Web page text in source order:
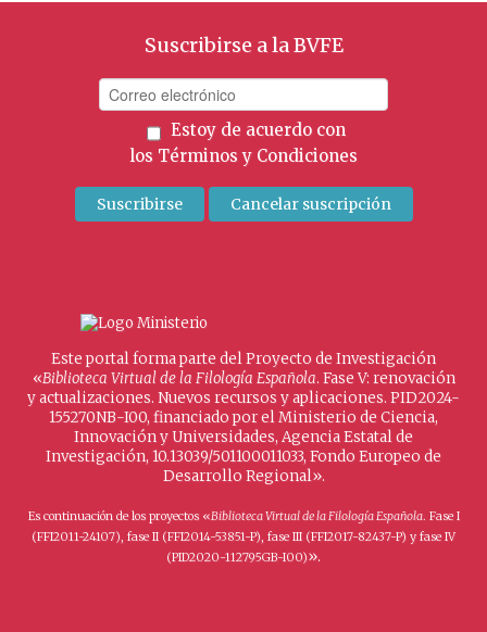
Suscribirse a la BVFE
Estoy de acuerdo con
los Términos y Condiciones
Este portal forma parte del Proyecto de Investigación
«Biblioteca Virtual de la Filología Española. Fase V: renovación
y actualizaciones. Nuevos recursos y aplicaciones. PID2024-
155270NB-I00, financiado por el Ministerio de Ciencia,
Innovación y Universidades, Agencia Estatal de
Investigación, 10.13039/501100011033, Fondo Europeo de
Desarrollo Regional».
Es continuación de los proyectos «Biblioteca Virtual de la Filología Española. Fase I
(FFI2011-24107), fase II (FFI2014-53851-P), fase III (FFI2017-82437-P) y fase IV
(PID2020-112795GB-I00)».